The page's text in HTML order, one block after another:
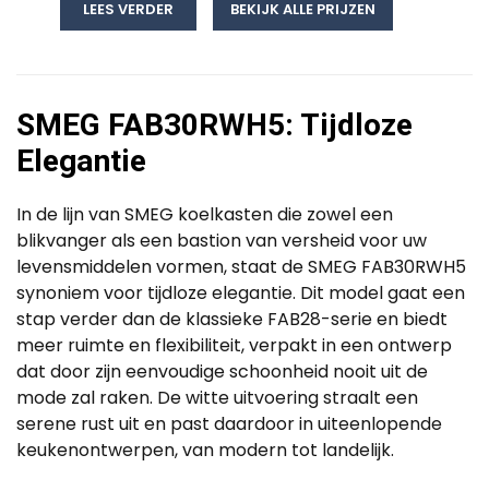
LEES VERDER BEKIJK ALLE PRIJZEN
SMEG FAB30RWH5: Tijdloze
Elegantie
In de lijn van SMEG koelkasten die zowel een
blikvanger als een bastion van versheid voor uw
levensmiddelen vormen, staat de SMEG FAB30RWH5
synoniem voor tijdloze elegantie. Dit model gaat een
stap verder dan de klassieke FAB28-serie en biedt
meer ruimte en flexibiliteit, verpakt in een ontwerp
dat door zijn eenvoudige schoonheid nooit uit de
mode zal raken. De witte uitvoering straalt een
serene rust uit en past daardoor in uiteenlopende
keukenontwerpen, van modern tot landelijk.